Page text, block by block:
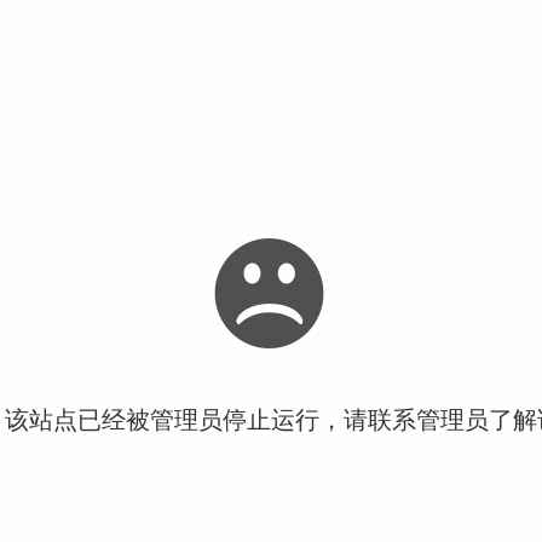
站点已经被管理员停止运行，请联系管理员了